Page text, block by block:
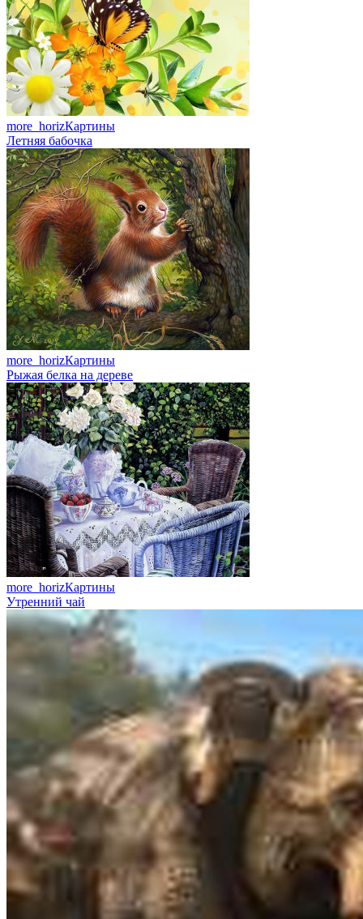
more_horizКартины
Летняя бабочка
more_horizКартины
Рыжая белка на дереве
more_horizКартины
Утренний чай